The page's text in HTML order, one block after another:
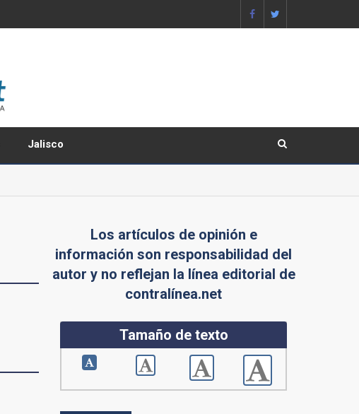
Jalisco
Los artículos de opinión e
información son responsabilidad del
autor y no reflejan la línea editorial de
contralínea.net
Tamaño de texto